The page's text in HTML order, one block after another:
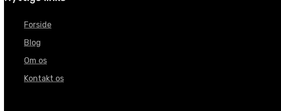
Forside
Blog
Om os
Kontakt os